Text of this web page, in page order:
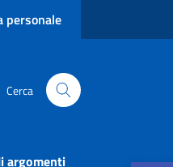
personale
Cerca
argomenti